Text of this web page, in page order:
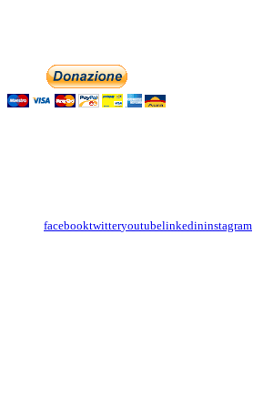
facebooktwitteryoutubelinkedininstagram
English
Italiano